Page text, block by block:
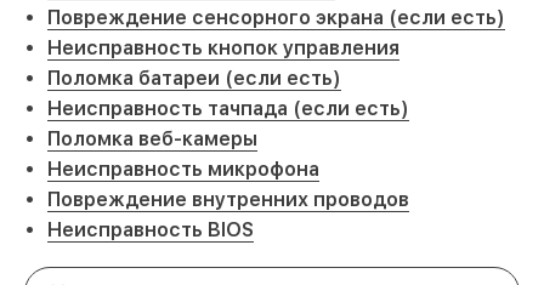
Повреждение сенсорного экрана (если есть)
Неисправность кнопок управления
Поломка батареи (если есть)
Неисправность тачпада (если есть)
Поломка веб-камеры
Неисправность микрофона
Повреждение внутренних проводов
Неисправность BIOS